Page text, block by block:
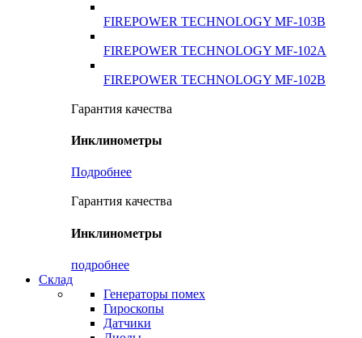
FIREPOWER TECHNOLOGY MF-103B
FIREPOWER TECHNOLOGY MF-102A
FIREPOWER TECHNOLOGY MF-102B
Гарантия качества
Инклинометры
Подробнее
Гарантия качества
Инклинометры
подробнее
Склад
Генераторы помех
Гироскопы
Датчики